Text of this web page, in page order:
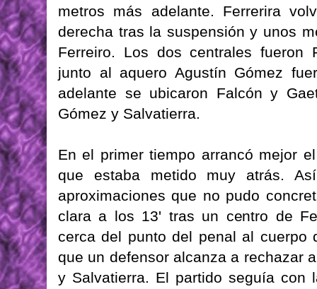
metros más adelante. Ferrerira
derecha tras la suspensión y unos
Ferreiro. Los dos centrales fueron
junto al aquero Agustín Gómez
adelante se ubicaron Falcón y
Gómez y Salvatierra.
En el primer tiempo arrancó mejor
que estaba metido muy atrás.
aproximaciones que no pudo
clara a los 13' tras un centro de
cerca del punto del penal al cuerpo
que un defensor alcanza a rechazar
y Salvatierra. El partido seguía con